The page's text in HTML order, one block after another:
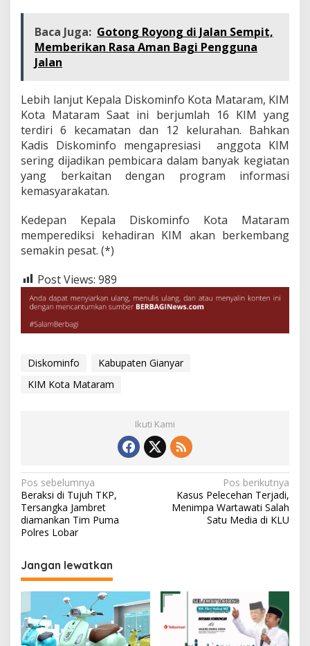
Baca Juga: Gotong Royong di Jalan Sempit,
Memberikan Rasa Aman Bagi Pengguna
Jalan
Lebih lanjut Kepala Diskominfo Kota Mataram, KIM
Kota Mataram Saat ini berjumlah 16 KIM yang
terdiri 6 kecamatan dan 12 kelurahan. Bahkan
Kadis Diskominfo mengapresiasi anggota KIM
sering dijadikan pembicara dalam banyak kegiatan
yang berkaitan dengan program informasi
kemasyarakatan.
Kedepan Kepala Diskominfo Kota Mataram
memperediksi kehadiran KIM akan berkembang
semakin pesat. (*)
Post Views: 989
Diskominfo
Kabupaten Gianyar
KIM Kota Mataram
Ikuti Kami
Navigasi
pos
Pos sebelumnya
Beraksi di Tujuh TKP,
Tersangka Jambret
diamankan Tim Puma
Polres Lobar
Pos berikutnya
Kasus Pelecehan Terjadi,
Menimpa Wartawati Salah
Satu Media di KLU
Jangan lewatkan